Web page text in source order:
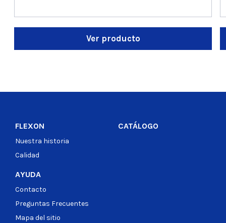
Ver producto
FLEXON
Nuestra historia
Calidad
CATÁLOGO
AYUDA
Contacto
Preguntas Frecuentes
Mapa del sitio